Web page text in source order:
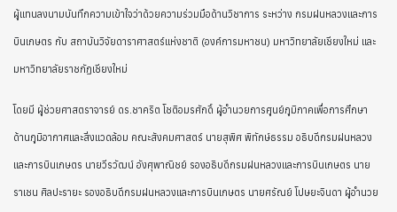
ผู้แทนลงนามบันทึกความเข้าใจว่าด้วยความร่วมมือด้านวิชาการ ระหว่าง กรมฝนหลวงและการ
บินเกษตร กับ สถาบันวิจัยดาราศาสตร์แห่งชาติ (องค์การมหาชน) มหาวิทยาลัยเชียงใหม่ และ
มหาวิทยาลัยราชภัฏเชียงใหม่
โดยมี ผู้ช่วยศาสตราจารย์ ดร.ชาคริต โชติอมรศักดิ์ ผู้อำนวยการศูนย์ภูมิภาคเพื่อการศึกษา
ด้านภูมิอากาศและสิ่งแวดล้อม คณะสังคมศาสตร์ นายสุพิศ พิทักษ์ธรรม อธิบดีกรมฝนหลวง
และการบินเกษตร นายวีรวัฒน์ อังศุพาณิชย์ รองอธิบดีกรมฝนหลวงและการบินเกษตร นาย
ราเชน ศิลปะรายะ รองอธิบดีกรมฝนหลวงและการบินเกษตร นายศรัณย์ โปษยะจินดา ผู้อำนวย